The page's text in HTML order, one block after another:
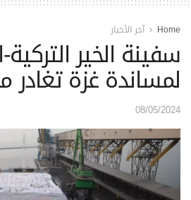
Home آخر الأخبار
سفينة الخير
لمساندة غزة تغادر
08/05/2024